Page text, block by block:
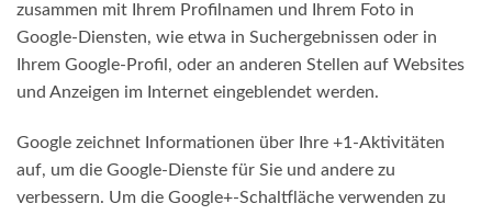
zusammen mit Ihrem Profilnamen und Ihrem Foto in
Google-Diensten, wie etwa in Suchergebnissen oder in
Ihrem Google-Profil, oder an anderen Stellen auf Websites
und Anzeigen im Internet eingeblendet werden.
Google zeichnet Informationen über Ihre +1-Aktivitäten
auf, um die Google-Dienste für Sie und andere zu
verbessern. Um die Google+-Schaltfläche verwenden zu